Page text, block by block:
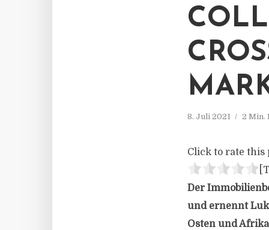
8. Juli 2021 2 Min.
Click to rate this
Der
und ernennt
Osten und